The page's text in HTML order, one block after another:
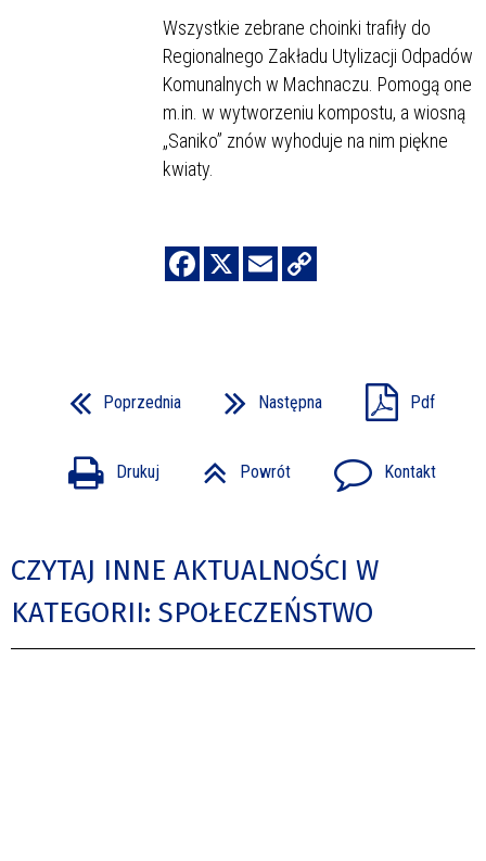
Wszystkie zebrane choinki trafiły do
Regionalnego Zakładu Utylizacji Odpadów
Komunalnych w Machnaczu. Pomogą one
m.in. w wytworzeniu kompostu, a wiosną
„Saniko” znów wyhoduje na nim piękne
kwiaty.
Poprzednia Następna Pdf
Drukuj Powrót Kontakt
CZYTAJ INNE AKTUALNOŚCI W
KATEGORII: SPOŁECZEŃSTWO